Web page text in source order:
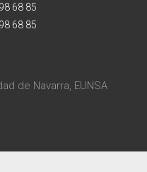
68 85
68 85
de Navarra, EUNSA